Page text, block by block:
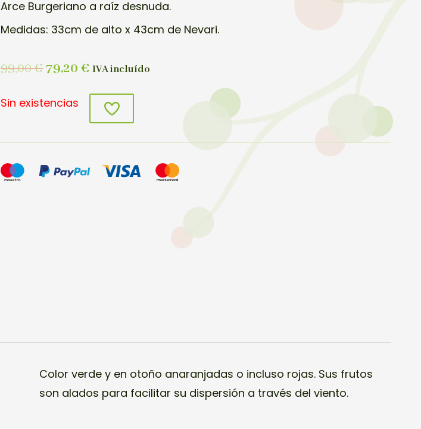
Arce Burgeriano a raíz desnuda.
Medidas: 33cm de alto x 43cm de Nevari.
99,00€79,20€ IVA incluído
Sin existencias
Color verde y en otoño anaranjadas o incluso rojas. Sus frutos
son alados para facilitar su dispersión a través del viento.